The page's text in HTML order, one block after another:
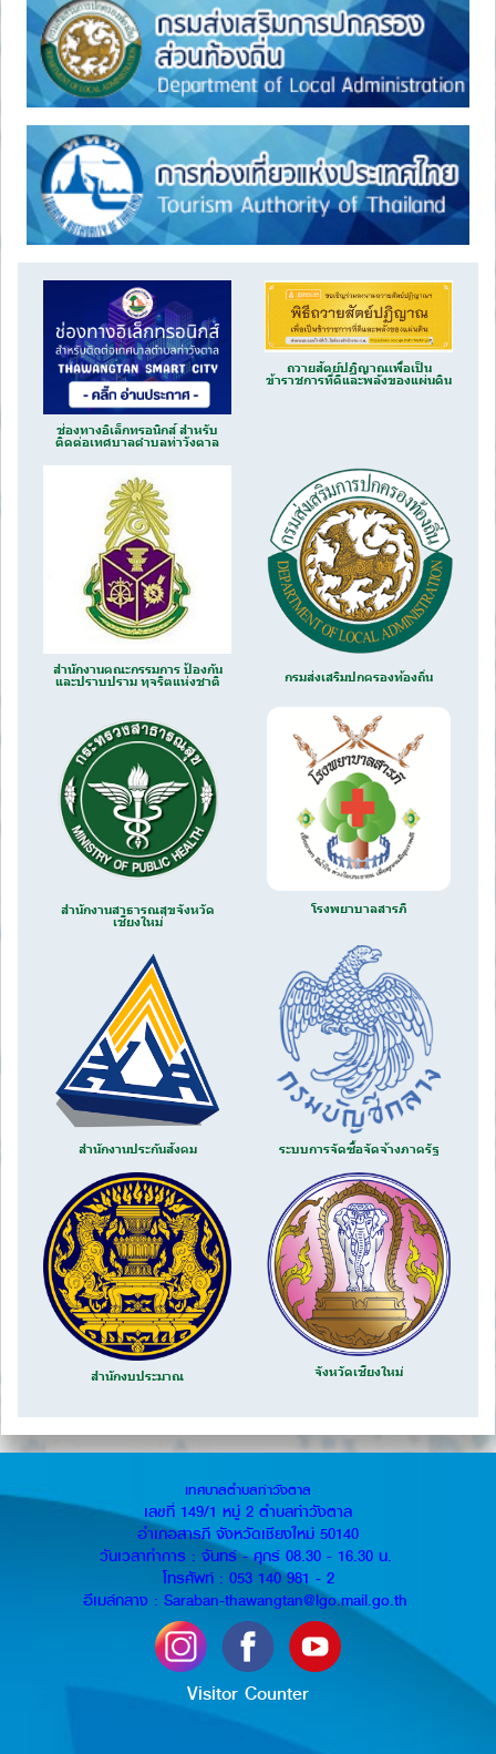
ช่องทางอิเล็กทรอนิกส์ สำหรับ
ติดต่อเทศบาลตำบลท่าวังตาล
ถวายสัตย์ปฏิญาณเพื่อเป็น
ข้าราชการที่ดีและพลังของแผ่นดิน
สำนักงานคณะกรรมการ ป้องกัน
และปราบปราม ทุจริตแห่งชาติ
กรมส่งเสริมปกครองท้องถิ่น
สำนักงานสาธารณสุขจังหวัด
เชียงใหม่
โรงพยาบาลสารภี
สำนักงานประกันสังคม ระบบการจัดซื้อจัดจ้างภาครัฐ
สำนักงบประมาณ จังหวัดเชียงใหม่
เทศบาลตำบลท่าวังตาล
เลขที่ 149/1 หมู่ 2 ตำบลท่าวังตาล
อำเภอสารภี จังหวัดเชียงใหม่ 50140
วันเวลาทำการ : จันทร์ - ศุกร์ 08.30 - 16.30 น.
โทรศัพท์ : 053 140 981 - 2
อีเมล์กลาง : Saraban-thawangtan@lgo.mail.go.th
Visitor Counter